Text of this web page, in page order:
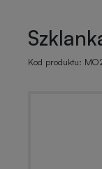
Kod produktu: